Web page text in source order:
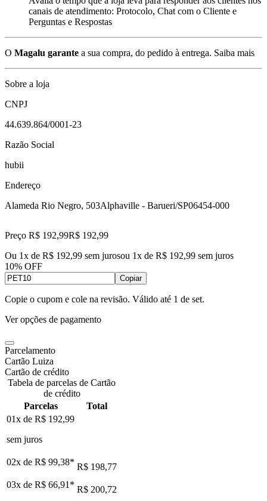
canais de atendimento: Protocolo, Chat com o Cliente e
Perguntas e Respostas
O Magalu garante a sua compra, do pedido à entrega. Saiba mais
Sobre a loja
CNPJ
44.639.864/0001-23
Razão Social
hubii
Endereço
Alameda Rio Negro, 503Alphaville - Barueri/SP06454-000
Preço R$ 192,99R$ 192,99
Ou 1x de R$ 192,99 sem jurosou 1x de R$ 192,99 sem juros
10% OFF
Copiar
Copie o cupom e cole na revisão. Válido até 1 de set.
Ver opções de pagamento
Parcelamento
Cartão Luiza
Cartão de crédito
Tabela de parcelas de Cartão
de crédito
Parcelas
Total
01x de R$ 192,99
sem juros
02x de R$ 99,38* R$ 198,77
03x de R$ 66,91 * R$ 200,72